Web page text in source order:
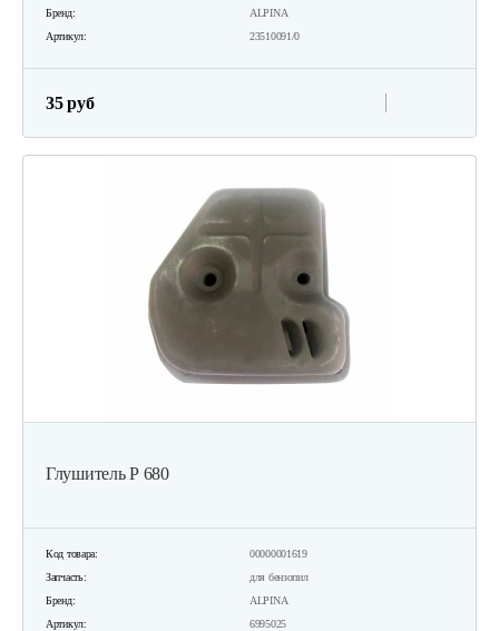
Бренд:
ALPINA
Артикул:
23510091/0
35 руб
Глушитель Р 680
Код товара:
00000001619
Запчасть:
для бензопил
Бренд:
ALPINA
Артикул:
6995025